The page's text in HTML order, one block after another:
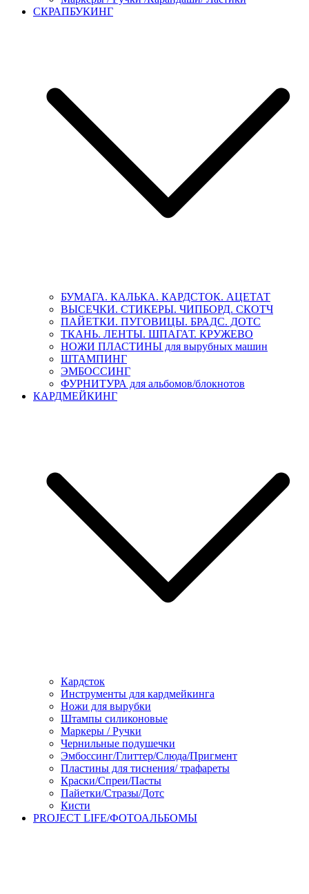
СКРАПБУКИНГ
БУМАГА. КАЛЬКА. КАРДСТОК. АЦЕТАТ
ВЫСЕЧКИ. СТИКЕРЫ. ЧИПБОРД. СКОТЧ
ПАЙЕТКИ. ПУГОВИЦЫ. БРАДС. ДОТС
ТКАНЬ. ЛЕНТЫ. ШПАГАТ. КРУЖЕВО
НОЖИ ПЛАСТИНЫ для вырубных машин
ШТАМПИНГ
ЭМБОССИНГ
ФУРНИТУРА для альбомов/блокнотов
КАРДМЕЙКИНГ
Кардсток
Инструменты для кардмейкинга
Ножи для вырубки
Штампы силиконовые
Маркеры / Ручки
Чернильные подушечки
Эмбоссинг/Глиттер/Слюда/Пригмент
Пластины для тиснения/ трафареты
Краски/Спреи/Пасты
Пайетки/Стразы/Дотс
Кисти
PROJECT LIFE/ФОТОАЛЬБОМЫ